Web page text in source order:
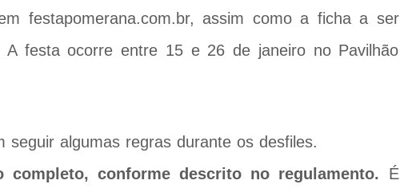
festapomerana.com.br, assim como a ficha a ser
A festa ocorre entre 15 e 26 de janeiro no Pavilhão
seguir algumas regras durante os desfiles.
conforme descrito no regulamento. É